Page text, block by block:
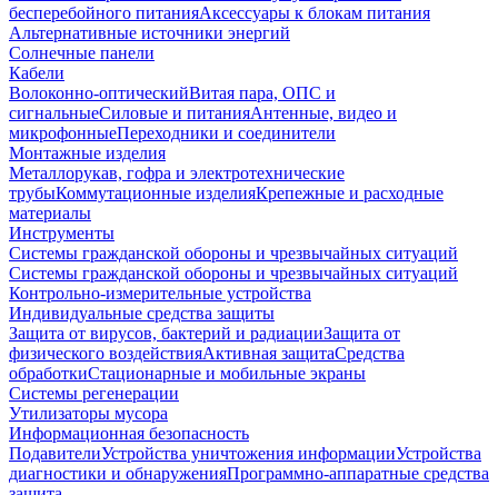
бесперебойного питанияАксессуары к блокам питания
Альтернативные источники энергий
Солнечные панели
Кабели
Волоконно-оптическийВитая пара, ОПС и
сигнальныеСиловые и питанияАнтенные, видео и
микрофонныеПереходники и соединители
Монтажные изделия
Металлорукав, гофра и электротехнические
трубыКоммутационные изделияКрепежные и расходные
материалы
Инструменты
Системы гражданской обороны и чрезвычайных ситуаций
Системы гражданской обороны и чрезвычайных ситуаций
Контрольно-измерительные устройства
Индивидуальные средства защиты
Защита от вирусов, бактерий и радиацииЗащита от
физического воздействияАктивная защитаСредства
обработкиСтационарные и мобильные экраны
Системы регенерации
Утилизаторы мусора
Информационная безопасность
ПодавителиУстройства уничтожения информацииУстройства
диагностики и обнаруженияПрограммно-аппаратные средства